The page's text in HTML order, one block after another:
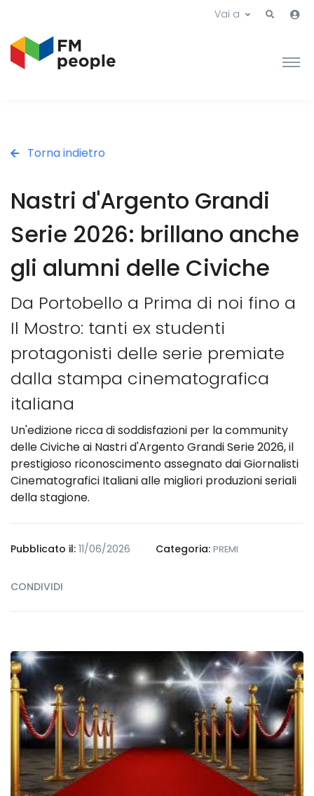
Vai a
Torna indietro
Nastri d'Argento Grandi
Serie 2026: brillano anche
gli alumni delle Civiche
Da Portobello a Prima di noi fino a
Il Mostro: tanti ex studenti
protagonisti delle serie premiate
dalla stampa cinematografica
italiana
Un'edizione ricca di soddisfazioni per la community
delle Civiche ai Nastri d'Argento Grandi Serie 2026, il
prestigioso riconoscimento assegnato dai Giornalisti
Cinematografici Italiani alle migliori produzioni seriali
della stagione.
Pubblicato il: 11/06/2026 Categoria: PREMI
CONDIVIDI